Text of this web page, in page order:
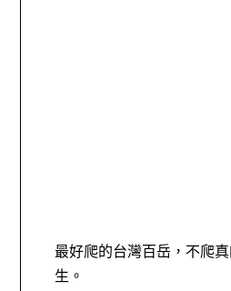
最好爬的台灣百岳，不爬
生。